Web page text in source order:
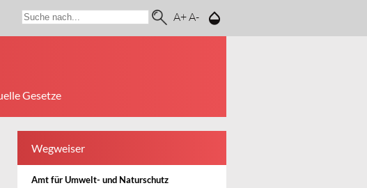
A+A-
Gesetze
Wegweiser
Amt für Umwelt- und Naturschutz